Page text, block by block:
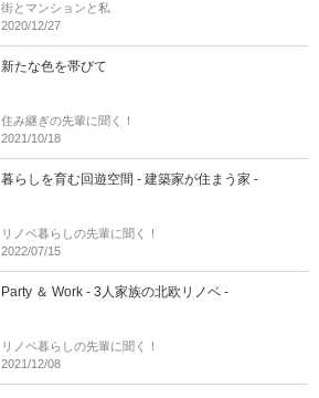
街とマンションと私
2020/12/27
新たな色を帯びて
住み継ぎの先輩に聞く！
2021/10/18
暮らしを育む回遊空間 - 建築家が住まう家 -
リノベ暮らしの先輩に聞く！
2022/07/15
Party ＆ Work - 3人家族の北欧リノベ -
リノベ暮らしの先輩に聞く！
2021/12/08